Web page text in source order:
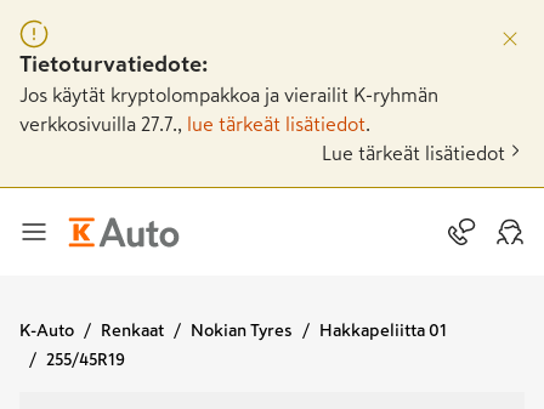
Tietoturvatiedote:
Jos käytät kryptolompakkoa ja vierailit K-ryhmän
verkkosivuilla 27.7.,
lue tärkeät lisätiedot
Lue tärkeät lisätiedot
K-Auto Renkaat Nokian Tyres
Hakkapeliitta 01
255/45R19